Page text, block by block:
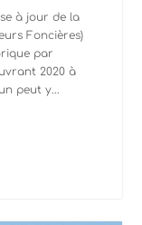
à jour de la
Foncières)
par
2020 à
peut y...